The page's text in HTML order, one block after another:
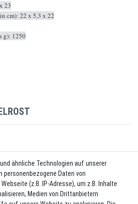
23
cm): 22 x 5,3 x 22
g): 1250
ähnliche Technologien auf unserer
personenbezogene Daten von
(z.B. IP-Adresse), um z.B. Inhalte
Medien von Drittanbietern